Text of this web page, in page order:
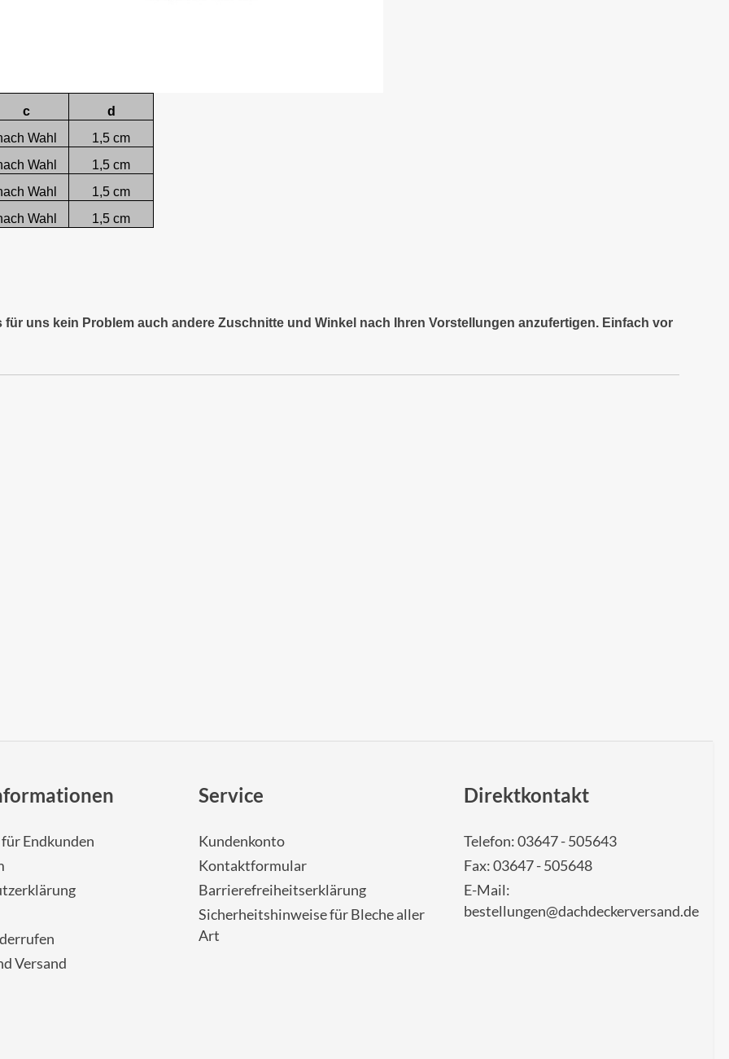
c
d
Wahl
1,5 cm
Wahl
1,5 cm
Wahl
1,5 cm
Wahl 1,5 cm
uns kein Problem auch andere Zuschnitte und Winkel nach Ihren Vorstellungen anzufertigen. Einfach vor
Endkunden
Versand
Service
Kundenkonto
Kontaktformular
Barrierefreiheitserklärung
Sicherheitshinweise für Bleche aller
Art
Direktkontakt
Telefon: 03647 - 505643
Fax: 03647 - 505648
E-Mail:
bestellungen@dachdeckerversand.de